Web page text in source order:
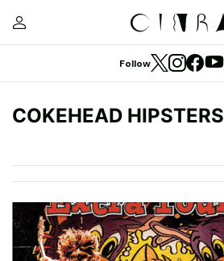
Follow
COKEHEAD HIPSTERS